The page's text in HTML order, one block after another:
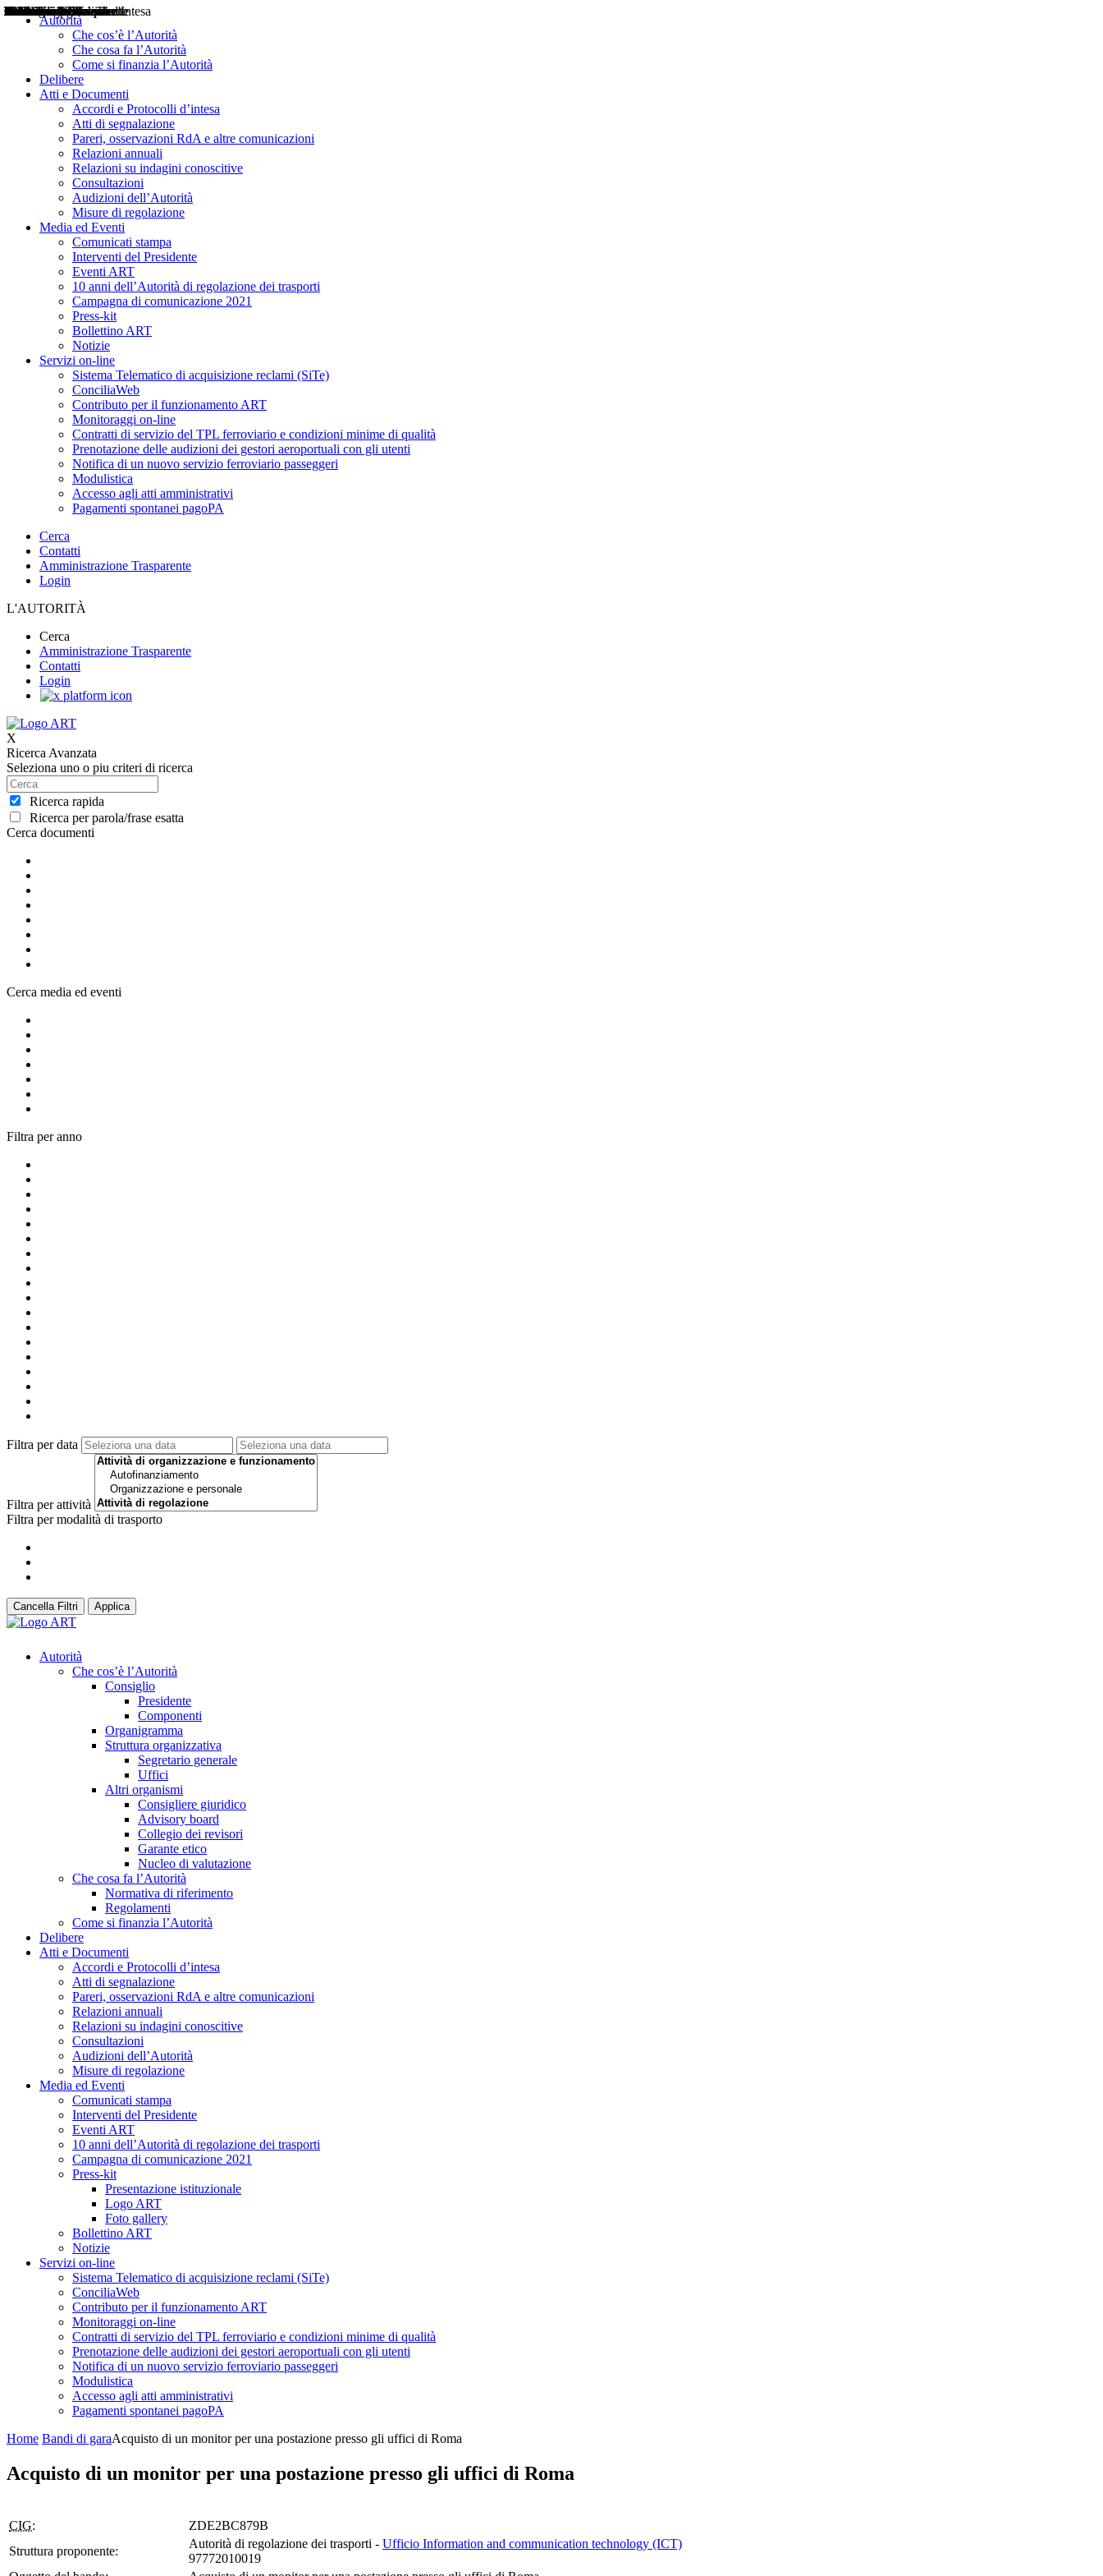
Autorità
Che cos’è l’Autorità
Che cosa fa l’Autorità
Come si finanzia l’Autorità
Delibere
Atti e Documenti
Accordi e Protocolli d’intesa
Atti di segnalazione
Pareri, osservazioni RdA e altre comunicazioni
Relazioni annuali
Relazioni su indagini conoscitive
Consultazioni
Audizioni dell’Autorità
Misure di regolazione
Media ed Eventi
Comunicati stampa
Interventi del Presidente
Eventi ART
10 anni dell’Autorità di regolazione dei trasporti
Campagna di comunicazione 2021
Press-kit
Bollettino ART
Notizie
Servizi on-line
Sistema Telematico di acquisizione reclami (SiTe)
ConciliaWeb
Contributo per il funzionamento ART
Monitoraggi on-line
Contratti di servizio del TPL ferroviario e condizioni minime di qualità
Prenotazione delle audizioni dei gestori aeroportuali con gli utenti
Notifica di un nuovo servizio ferroviario passeggeri
Modulistica
Accesso agli atti amministrativi
Pagamenti spontanei pagoPA
Cerca
Contatti
Amministrazione Trasparente
Login
L'AUTORITÀ
Cerca
Amministrazione Trasparente
Contatti
Login
X
Ricerca Avanzata
Seleziona uno o piu criteri di ricerca
Ricerca rapida
Ricerca per parola/frase esatta
Cerca documenti
Delibere
Pareri
Consultazioni
Audizioni
Atti di Segnalazione
Accordi e Protocolli d'Intesa
Relazioni annuali
Misure di regolazione
Cerca media ed eventi
Notizie
Comunicati Stampa
Bollettini ART
Convegni ART
Interviste del Presidente
Articoli in primo piano
Interventi del Presidente
Filtra per anno
2004
2005
2010
2013
2014
2015
2016
2017
2018
2019
202
2020
2021
2022
2023
2024
2025
2026
Filtra per data
Filtra per attività
Filtra per modalità di trasporto
Aereo
Marittimo
Terrestre
Cancella Filtri Applica
Autorità
Che cos’è l’Autorità
Consiglio
Presidente
Componenti
Organigramma
Struttura organizzativa
Segretario generale
Uffici
Altri organismi
Consigliere giuridico
Advisory board
Collegio dei revisori
Garante etico
Nucleo di valutazione
Che cosa fa l’Autorità
Normativa di riferimento
Regolamenti
Come si finanzia l’Autorità
Delibere
Atti e Documenti
Accordi e Protocolli d’intesa
Atti di segnalazione
Pareri, osservazioni RdA e altre comunicazioni
Relazioni annuali
Relazioni su indagini conoscitive
Consultazioni
Audizioni dell’Autorità
Misure di regolazione
Media ed Eventi
Comunicati stampa
Interventi del Presidente
Eventi ART
10 anni dell’Autorità di regolazione dei trasporti
Campagna di comunicazione 2021
Press-kit
Presentazione istituzionale
Logo ART
Foto gallery
Bollettino ART
Notizie
Servizi on-line
Sistema Telematico di acquisizione reclami (SiTe)
ConciliaWeb
Contributo per il funzionamento ART
Monitoraggi on-line
Contratti di servizio del TPL ferroviario e condizioni minime di qualità
Prenotazione delle audizioni dei gestori aeroportuali con gli utenti
Notifica di un nuovo servizio ferroviario passeggeri
Modulistica
Accesso agli atti amministrativi
Pagamenti spontanei pagoPA
Home Bandi di garaAcquisto di un monitor per una postazione presso gli uffici di Roma
Acquisto di un monitor per una postazione presso gli uffici di Roma
CIG:
ZDE2BC879B
Struttura proponente:
Autorità di regolazione dei trasporti - Ufficio Information and communication technology (ICT)
97772010019